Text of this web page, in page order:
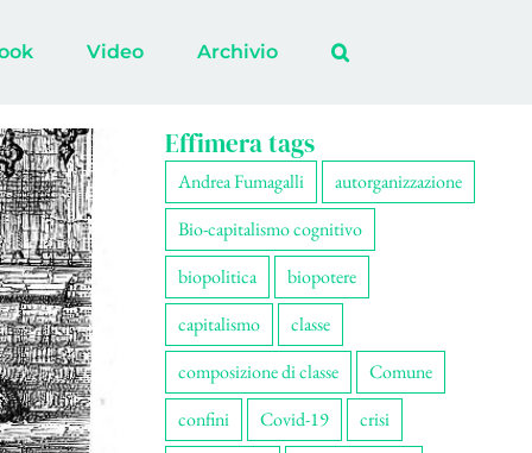
Video Archivio
Effimera tags
Andrea Fumagalli
autorganizzazione
Bio-capitalismo cognitivo
biopolitica
biopotere
capitalismo
classe
composizione di classe
Comune
confini
Covid-19
crisi